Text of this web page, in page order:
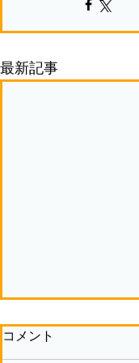
最新記事
コメント